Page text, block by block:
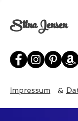
Stina Jensen
Impressum &